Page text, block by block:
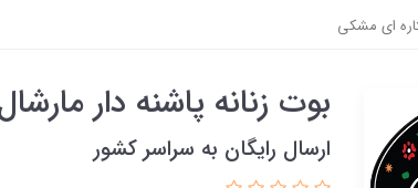
ای مشکی
بوت زنانه پاشنه دار
ارسال رایگان به سراسر کشور